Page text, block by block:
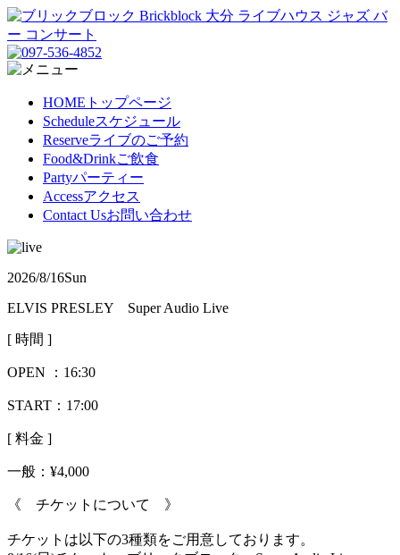
HOME トップページ
Scheduleスケジュール
Reserveライブのご予約
Food&Drinkご飲食
Partyパーティー
Accessアクセス
Contact Usお問い合わせ
2026/8/16Sun
ELVIS PRESLEY Super Audio Live
[ 時間 ]
OPEN ： 16:30
START：17:00
[ 料金 ]
一般： ¥4,000
《 チケットについて 》
チケットは以下の3種類をご用意しております。